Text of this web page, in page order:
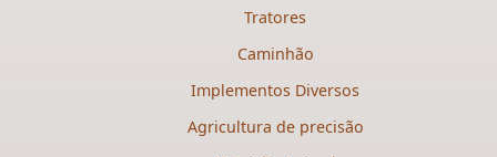
Tratores
Caminhão
Implementos Diversos
Agricultura de precisão